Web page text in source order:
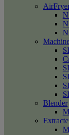
Blender